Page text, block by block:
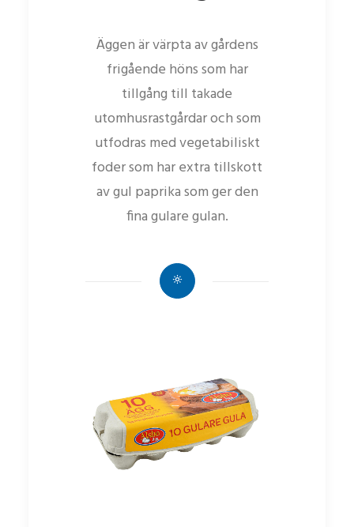
Äggen är värpta av gårdens
frigående höns som har
tillgång till takade
utomhusrastgårdar och som
utfodras med vegetabiliskt
foder som har extra tillskott
av gul paprika som ger den
fina gulare gulan.